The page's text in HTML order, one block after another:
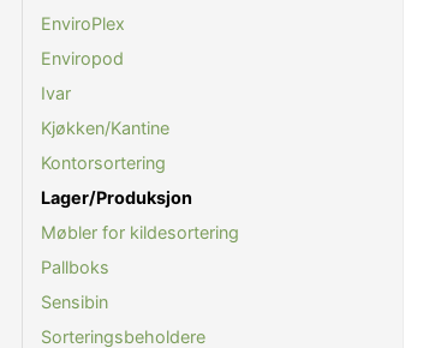
EnviroPlex
Enviropod
Ivar
Kjøkken/Kantine
Kontorsortering
Lager/Produksjon
Møbler for kildesortering
Pallboks
Sensibin
Sorteringsbeholdere